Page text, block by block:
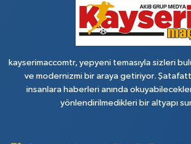
kayserimaccomtr, yepyeni temasıyla sizleri
ve modernizmi bir araya getiriyor.
insanlara haberleri anında
yönlendirilmedikleri bir altyapı